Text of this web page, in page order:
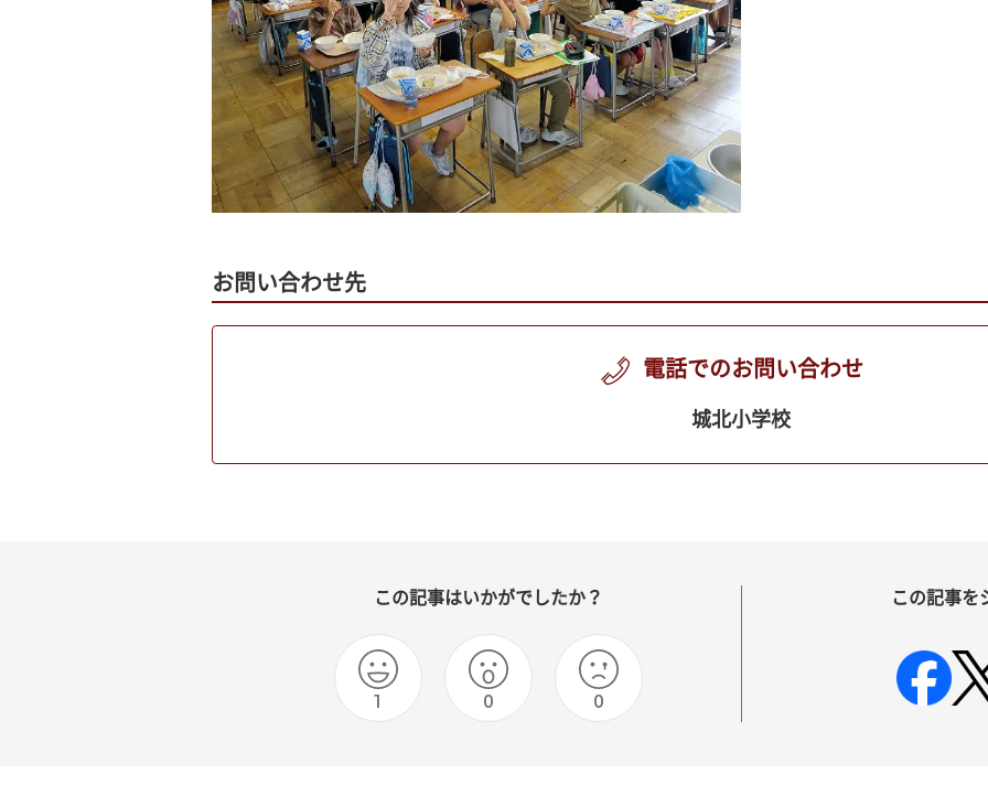
お問い合わせ先
電話でのお問い合わせ
城北小学校
この記事はいかがでしたか？
1 0 0
この記事を